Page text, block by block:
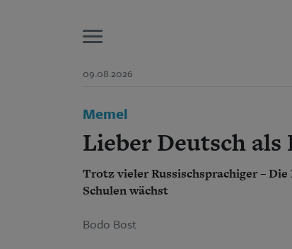
09.08.2026
Start
Aktuelle Ausgabe
Abonnent werden
Abo Prämien
Mediadaten
Suchen und finden
Memel
Lieber Deutsch als
Trotz vieler Russischsprachiger –
Schulen wächst
Bodo Bost